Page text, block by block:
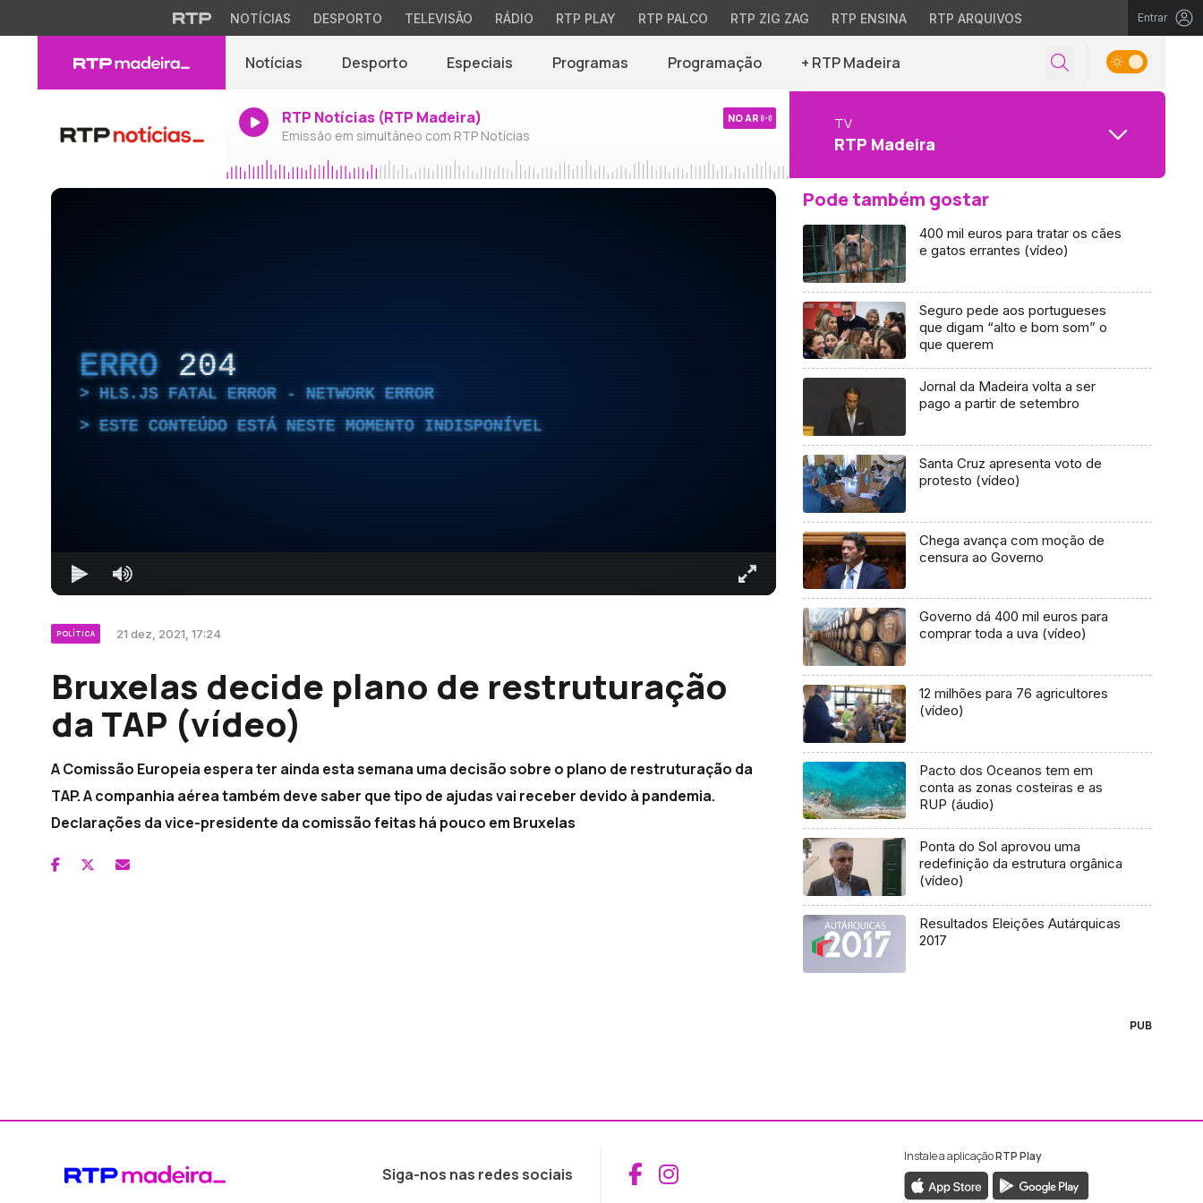
NOTÍCIAS DESPORTO TELEVISÃO RÁDIO RTP PLAY RTP PALCO RTP ZIG ZAG RTP ENSINA RTP ARQUIVOS Entrar
Notícias Desporto Especiais Programas Programação + RTP Madeira
RTP Notícias (RTP Madeira)
Emissão em simultâneo com RTP Notícias
NO AR TV
RTP Madeira
ERRO 204
HLS.JS FATAL ERROR - NETWORK ERROR
ESTE CONTEÚDO ESTÁ NESTE MOMENTO INDISPONÍVEL
POLÍTICA 21 dez, 2021, 17:24
Bruxelas decide plano de restruturação
da TAP (vídeo)
A Comissão Europeia espera ter ainda esta semana uma decisão sobre o plano de restruturação da
TAP. A companhia aérea também deve saber que tipo de ajudas vai receber devido à pandemia.
Declarações da vice-presidente da comissão feitas há pouco em Bruxelas
Pode também gostar
400 mil euros para tratar os cães
e gatos errantes (vídeo)
Seguro pede aos portugueses
que digam “alto e bom som” o
que querem
Jornal da Madeira volta a ser
pago a partir de setembro
Santa Cruz apresenta voto de
protesto (vídeo)
Chega avança com moção de
censura ao Governo
Governo dá 400 mil euros para
comprar toda a uva (vídeo)
12 milhões para 76 agricultores
(vídeo)
Pacto dos Oceanos tem em
conta as zonas costeiras e as
RUP (áudio)
Ponta do Sol aprovou uma
redefinição da estrutura orgânica
(vídeo)
Resultados Eleições Autárquicas
2017
PUB
Siga-nos nas redes sociais Aceder ao Facebook da RTP Madeira
Aceder ao Instagram da RTP Madeira
Instale a aplicaçãoRTP Play